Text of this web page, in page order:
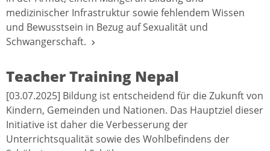
medizinischer Infrastruktur sowie fehlendem Wissen
und Bewusstsein in Bezug auf Sexualität und
Schwangerschaft.
Teacher Training Nepal
[03.07.2025] Bildung ist entscheidend für die Zukunft von
Kindern, Gemeinden und Nationen. Das Hauptziel dieser
Initiative ist daher die Verbesserung der
Unterrichtsqualität sowie des Wohlbefindens der